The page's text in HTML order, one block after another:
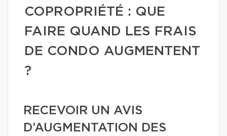
COPROPRIÉTÉ : QUE
FAIRE QUAND LES FRAIS
DE CONDO AUGMENTENT
?
RECEVOIR UN AVIS
D’AUGMENTATION DES